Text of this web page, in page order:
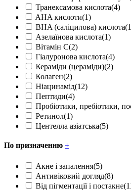
Транексамова кислота(4)
AHA кислоти(1)
BHA (саліцилова) кислота
Азелаїнова кислота(1)
Вітамін С(2)
Гіалуронова кислота(4)
Кераміди (цераміди)(2)
Колаген(2)
Ніацинамід(12)
Пептиди(4)
Пробіотики, пребіотики,
Ретинол(1)
Центелла азіатська(5)
По призначенню +
Акне і запалення(5)
Антивіковий догляд(8)
Від пігментації і постакне